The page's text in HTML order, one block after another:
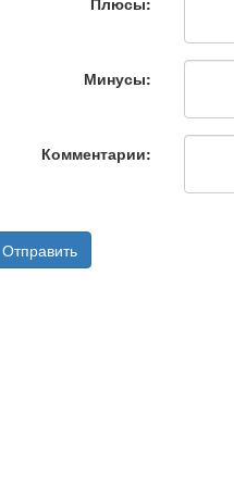
Минусы:
Комментарии: